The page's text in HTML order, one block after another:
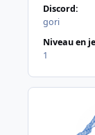
Discord:
gori
Niveau en
1